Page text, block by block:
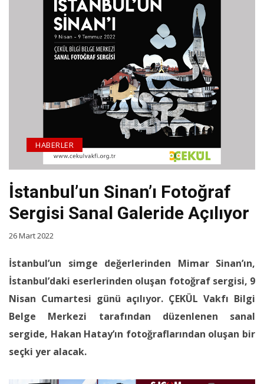
İstanbul’un Sinan’ı Fotoğraf
Sergisi Sanal Galeride Açılıyor
HABERLER
26 Mart 2022
İstanbul’un simge değerlerinden Mimar Sinan’ın,
İstanbul’daki eserlerinden oluşan fotoğraf sergisi, 9
Nisan Cumartesi günü açılıyor. ÇEKÜL Vakfı Bilgi
Belge Merkezi tarafından düzenlenen sanal
sergide, Hakan Hatay’ın fotoğraflarından oluşan bir
seçki yer alacak.